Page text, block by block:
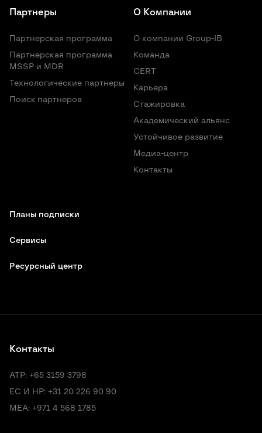
Партнеры
Партнерская программа
Партнерская программа
MSSP и MDR
Технологические партнеры
Поиск партнеров
О Компании
О компании Group-IB
Команда
CERT
Карьера
Стажировка
Академический альянс
Устойчивое развитие
Медиа-центр
Контакты
Планы подписки
Сервисы
Ресурсный центр
Контакты
АТР: +65 3159 3798
ЕС И НР: +31 20 226 90 90
MEA: +971 4 568 1785